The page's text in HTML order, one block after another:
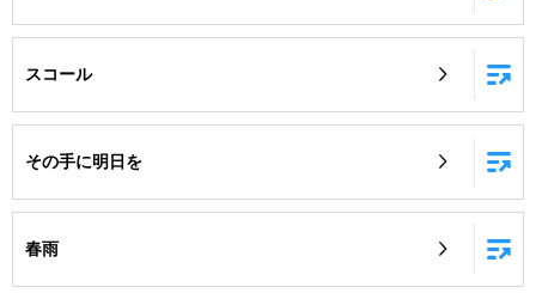
スコール
その手に明日を
春雨